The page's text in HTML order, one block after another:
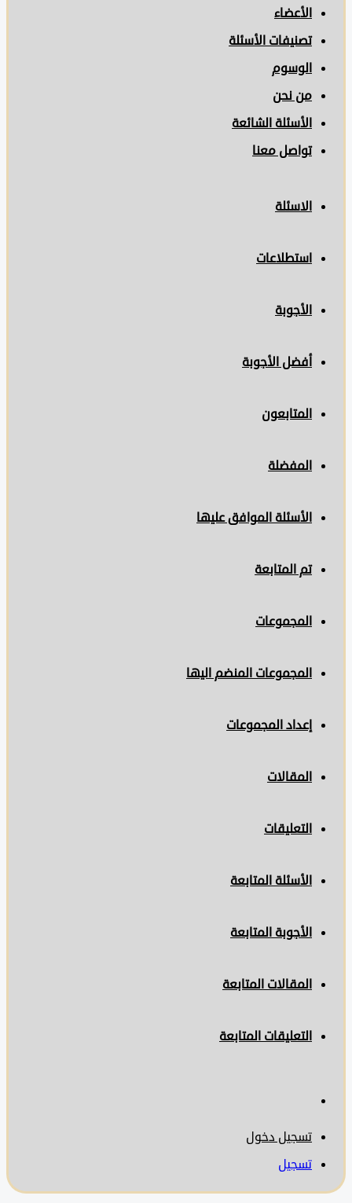
الأعضاء
تصنيفات الأسئلة
الوسوم
من نحن
الأسئلة الشائعة
تواصل معنا
الاسئلة
استطلاعات
الأجوبة
أفضل الأجوبة
المتابعون
المفضلة
الأسئلة الموافق عليها
تم المتابعة
المجموعات
المجموعات المنضم اليها
إعداد المجموعات
المقالات
التعليقات
الأسئلة المتابعة
الأجوبة المتابعة
المقالات المتابعة
التعليقات المتابعة
تسجيل دخول
تسجيل